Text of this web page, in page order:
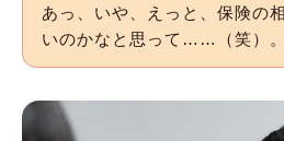
あっ、いや、えっと、保険の
いのかなと思って……（笑）。